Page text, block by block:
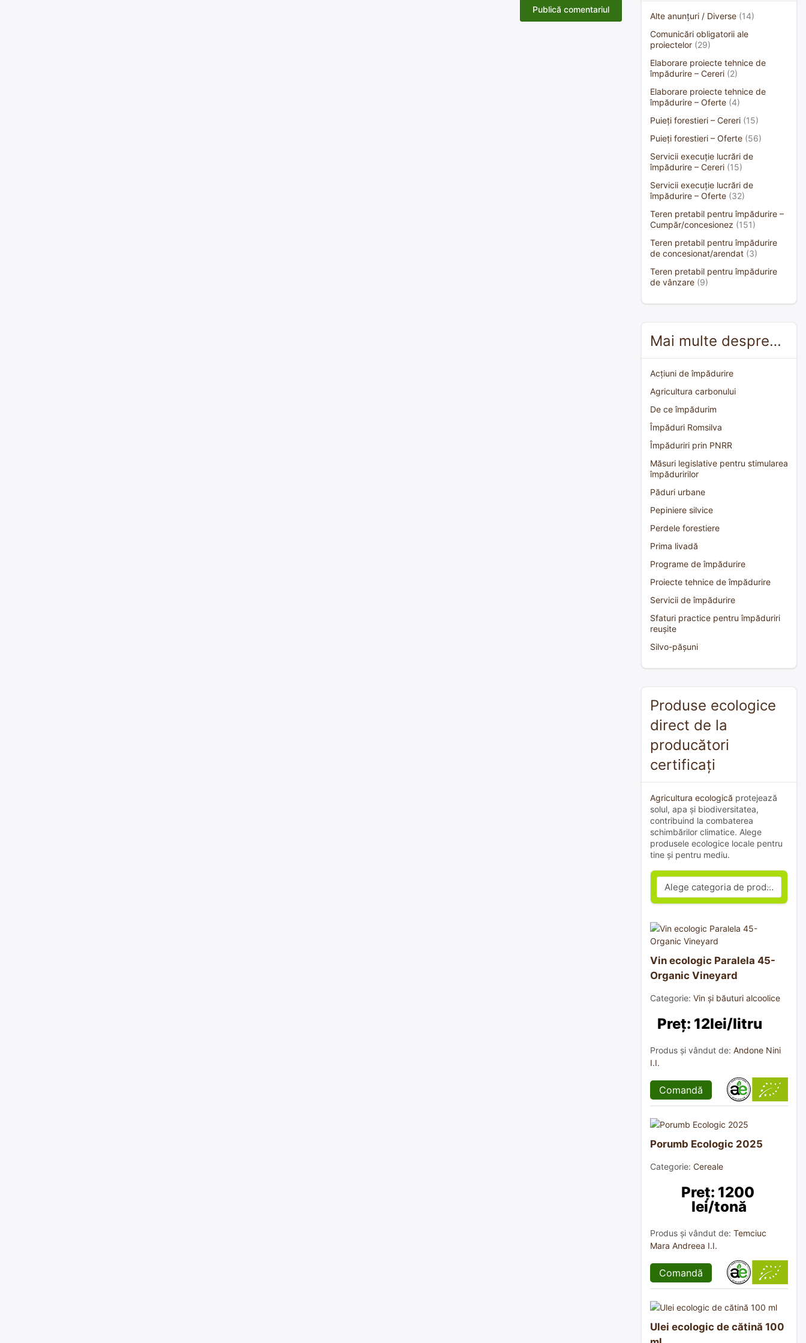
Alte anunțuri / Diverse (14)
Comunicări obligatorii ale
proiectelor (29)
Elaborare proiecte tehnice de
împădurire – Cereri (2)
Elaborare proiecte tehnice de
împădurire – Oferte (4)
Puieți forestieri – Cereri (15)
Puieți forestieri – Oferte (56)
Servicii execuție lucrări de
împădurire – Cereri (15)
Servicii execuție lucrări de
împădurire – Oferte (32)
Teren pretabil pentru împădurire –
Cumpăr/concesionez (151)
Teren pretabil pentru împădurire
de concesionat/arendat (3)
Teren pretabil pentru împădurire
de vânzare (9)
Mai multe despre…
Acțiuni de împădurire
Agricultura carbonului
De ce împădurim
Împăduri Romsilva
Împăduriri prin PNRR
Măsuri legislative pentru stimularea
împăduririlor
Păduri urbane
Pepiniere silvice
Perdele forestiere
Prima livadă
Programe de împădurire
Proiecte tehnice de împădurire
Servicii de împădurire
Sfaturi practice pentru împăduriri
reușite
Silvo-pășuni
Produse ecologice
direct de la
producători
certificați
Agricultura ecologică protejează
solul, apa și biodiversitatea,
contribuind la combaterea
schimbărilor climatice. Alege
produsele ecologice locale pentru
tine și pentru mediu.
Vin ecologic Paralela 45-
Organic Vineyard
Categorie: Vin și băuturi alcoolice
Preț: 12lei/litru
Produs și vândut de: Andone Nini
I.I.
Comandă
Porumb Ecologic 2025
Categorie: Cereale
Preț: 1200
lei/tonă
Produs și vândut de: Temciuc
Mara Andreea I.I.
Comandă
Ulei ecologic de cătină 100